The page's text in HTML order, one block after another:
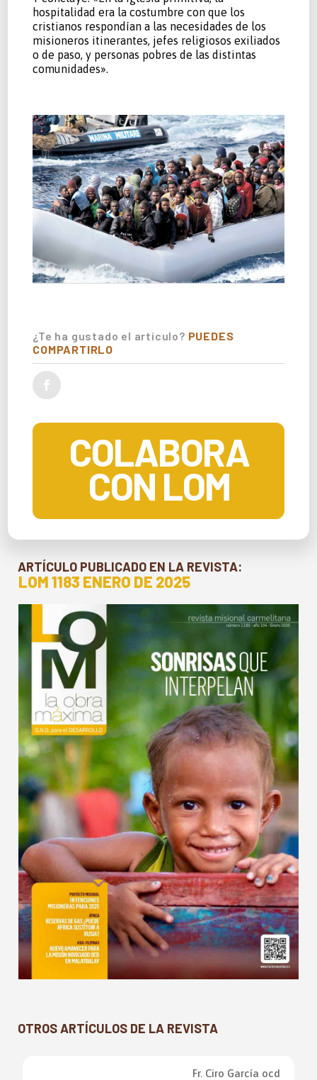
hospitalidad era la costumbre con que los
cristianos respondían a las necesidades de los
misioneros itinerantes, jefes religiosos exiliados
o de paso, y personas pobres de las distintas
comunidades».
¿Te ha gustado el artículo? PUEDES
COMPARTIRLO
COLABORA
CON LOM
ARTÍCULO PUBLICADO EN LA REVISTA:
LOM 1183 ENERO DE 2025
OTROS ARTÍCULOS DE LA REVISTA
Fr. Ciro García ocd